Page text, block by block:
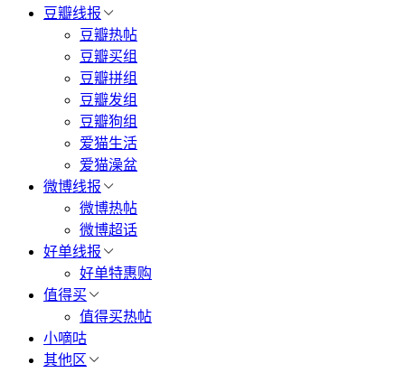
豆瓣线报
豆瓣热帖
豆瓣买组
豆瓣拼组
豆瓣发组
豆瓣狗组
爱猫生活
爱猫澡盆
微博线报
微博热帖
微博超话
好单线报
好单特惠购
值得买
值得买热帖
小嘀咕
其他区